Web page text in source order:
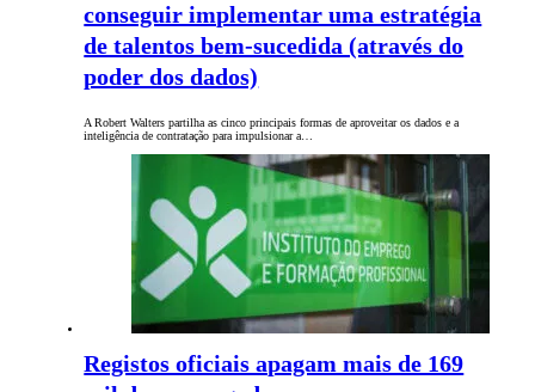
conseguir implementar uma estratégia
de talentos bem-sucedida (através do
poder dos dados)
A Robert Walters partilha as cinco principais formas de aproveitar os dados e a
inteligência de contratação para impulsionar a…
Registos oficiais apagam mais de 169